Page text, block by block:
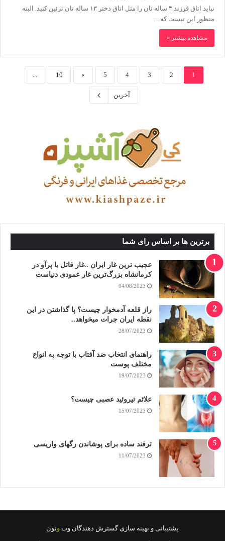
نباید اتاق فرزند ۳ ساله تان را مثل اتاق دختر ۱۳ ساله تان تزئین کنید. البته
منظور این نیست که…
مشاهده بیشتر »
1
2
3
4
5
»
10
...
آخرین
برترین ها بر اساس رای شما
عجیب ترین غار ایران ..غار قاتل یا پرآو در
کرمانشاه بزرگ‌ترین غار عمودی دنیاست
04/08/2023
راز قلعه آدمخوار چیست؟ پا گذاشتن در این
نقطه ایران جرات میخواهد..
28/07/2023
راهنمای انتخاب ضد آفتاب با توجه به انواع
مختلف پوست
19/07/2023
علائم تیروئید عصبی چیست؟
15/07/2023
ترفند ساده برای پوشاندن رگهای واریسی
11/07/2023
پشتيبانی و بهينه سازی گسترش دهندگان وب ونون